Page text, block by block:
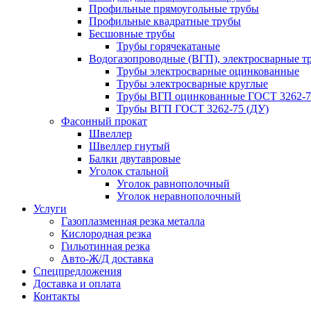
Профильные прямоугольные трубы
Профильные квадратные трубы
Бесшовные трубы
Трубы горячекатаные
Водогазопроводные (ВГП), электросварные
Трубы электросварные оцинкованные
Трубы электросварные круглые
Трубы ВГП оцинкованные ГОСТ 3262-
Трубы ВГП ГОСТ 3262-75 (ДУ)
Фасонный прокат
Швеллер
Швеллер гнутый
Балки двутавровые
Уголок стальной
Уголок равнополочный
Уголок неравнополочный
Услуги
Газоплазменная резка металла
Кислородная резка
Гильотинная резка
Авто-Ж/Д доставка
Спецпредложения
Доставка и оплата
Контакты